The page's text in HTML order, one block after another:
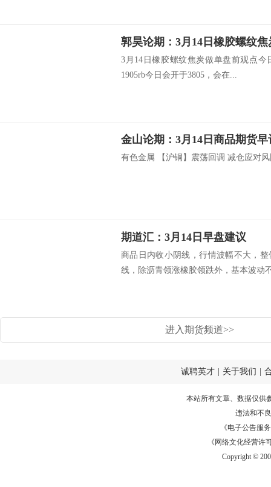
郭昊论期：3月14日橡胶螺纹
3月14日橡胶螺纹焦炭做单盘前观点
1905rb今日会开于3805，会在...
金山论期：3月14日商品期货早
有色金属 【沪铜】震荡回调 减仓应对
期道汇：3月14日早盘建议
商品日内收小阴线，行情波幅不大，
线，除沥青领涨橡胶领跌外，基本波动
进入期货频道>>
诚聘英才 关于我们
本站所有文章、数据仅供
违法和不
《电子公告服务
《网络文化经营许
Copyright ©